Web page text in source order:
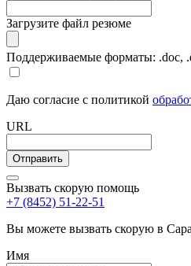
Загрузите файл резюме
Поддерживаемые форматы: .doc,
Даю согласие с политикой
URL
Вызвать скорую помощь
+7 (8452) 51-22-51
Вы можете вызвать скорую в
Имя